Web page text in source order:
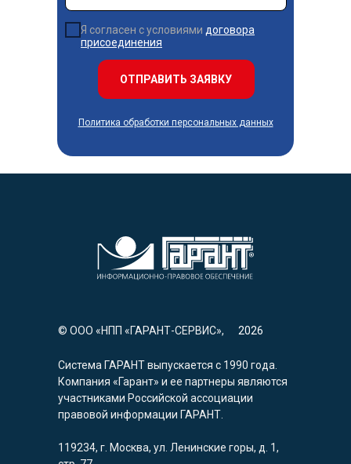
Я согласен с условиями договора
присоединения
ОТПРАВИТЬ ЗАЯВКУ
Политика обработки персональных данных
© ООО «НПП «ГАРАНТ-СЕРВИС»,
Система ГАРАНТ выпускается с 1990 года.
Компания «Гарант» и ее партнеры являются
участниками Российской ассоциации
правовой информации ГАРАНТ.
119234, г. Москва, ул. Ленинские горы, д. 1,
2026